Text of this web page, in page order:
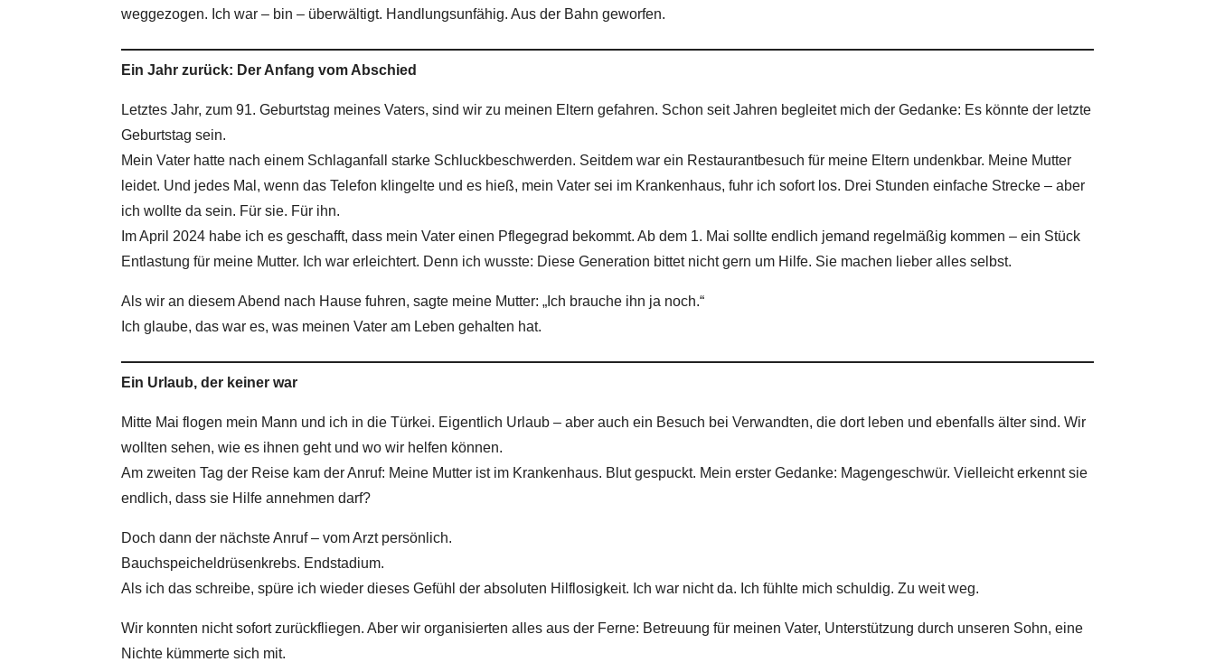
weggezogen. Ich war – bin – überwältigt. Handlungsunfähig. Aus der Bahn geworfen.
Ein Jahr zurück: Der Anfang vom Abschied
Letztes Jahr, zum 91. Geburtstag meines Vaters, sind wir zu meinen Eltern gefahren. Schon seit Jahren begleitet mich der Gedanke: Es könnte der letzte
Geburtstag sein.
Mein Vater hatte nach einem Schlaganfall starke Schluckbeschwerden. Seitdem war ein Restaurantbesuch für meine Eltern undenkbar. Meine Mutter
leidet. Und jedes Mal, wenn das Telefon klingelte und es hieß, mein Vater sei im Krankenhaus, fuhr ich sofort los. Drei Stunden einfache Strecke – aber
ich wollte da sein. Für sie. Für ihn.
Im April 2024 habe ich es geschafft, dass mein Vater einen Pflegegrad bekommt. Ab dem 1. Mai sollte endlich jemand regelmäßig kommen – ein Stück
Entlastung für meine Mutter. Ich war erleichtert. Denn ich wusste: Diese Generation bittet nicht gern um Hilfe. Sie machen lieber alles selbst.
Als wir an diesem Abend nach Hause fuhren, sagte meine Mutter: „Ich brauche ihn ja noch.“
Ich glaube, das war es, was meinen Vater am Leben gehalten hat.
Ein Urlaub, der keiner war
Mitte Mai flogen mein Mann und ich in die Türkei. Eigentlich Urlaub – aber auch ein Besuch bei Verwandten, die dort leben und ebenfalls älter sind. Wir
wollten sehen, wie es ihnen geht und wo wir helfen können.
Am zweiten Tag der Reise kam der Anruf: Meine Mutter ist im Krankenhaus. Blut gespuckt. Mein erster Gedanke: Magengeschwür. Vielleicht erkennt sie
endlich, dass sie Hilfe annehmen darf?
Doch dann der nächste Anruf – vom Arzt persönlich.
Bauchspeicheldrüsenkrebs. Endstadium.
Als ich das schreibe, spüre ich wieder dieses Gefühl der absoluten Hilflosigkeit. Ich war nicht da. Ich fühlte mich schuldig. Zu weit weg.
Wir konnten nicht sofort zurückfliegen. Aber wir organisierten alles aus der Ferne: Betreuung für meinen Vater, Unterstützung durch unseren Sohn, eine
Nichte kümmerte sich mit.